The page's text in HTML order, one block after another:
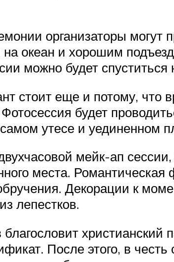
организаторы могут
океан и хорошим
можно будет
стоит еще и потому, что
будет
утесе и уединенном
мейк-ап
места.
Декорации к
лепестков.
христианский
После этого, в